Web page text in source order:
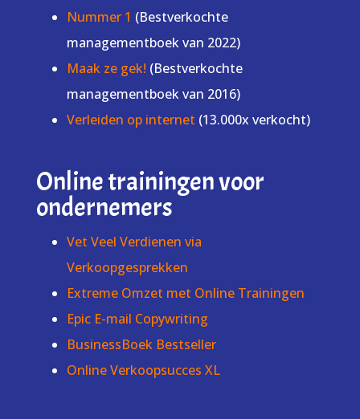
Nummer 1 (Bestverkochte
managementboek van 2022)
Maak ze gek! (Bestverkochte
managementboek van 2016)
Verleiden op internet (13.000x verkocht)
Online trainingen voor
ondernemers
Vet Veel Verdienen via
Verkoopgesprekken
Extreme Omzet met Online Trainingen
Epic E-mail Copywriting
BusinessBoek Bestseller
Online Verkoopsucces XL